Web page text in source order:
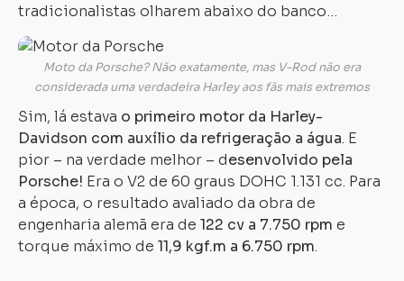
tradicionalistas olharem abaixo do banco…
Moto da Porsche? Não exatamente, mas V-Rod não era
considerada uma verdadeira Harley aos fãs mais extremos
Sim, lá estava o primeiro motor da Harley-
Davidson com auxílio da refrigeração a água. E
pior – na verdade melhor – desenvolvido pela
Porsche! Era o V2 de 60 graus DOHC 1.131 cc. Para
a época, o resultado avaliado da obra de
engenharia alemã era de 122 cv a 7.750 rpm e
torque máximo de 11,9 kgf.m a 6.750 rpm.